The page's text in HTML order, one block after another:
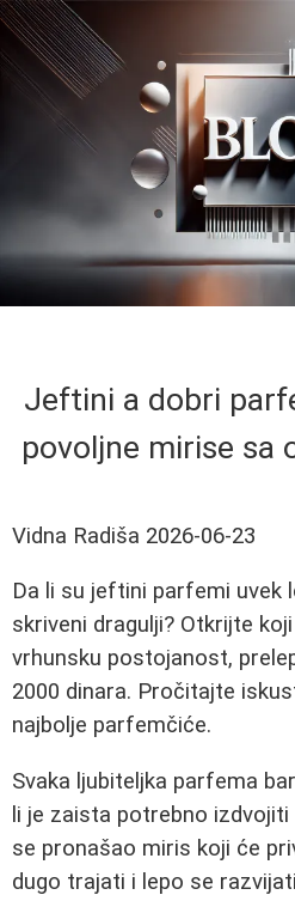
Jeftini a dobri
povoljne mirise sa
Vidna Radiša 2026-06-23
Da li su jeftini parfemi uvek
skriveni dragulji? Otkrijte
vrhunsku postojanost,
2000 dinara. Pročitajte
najbolje parfemčiće.
Svaka ljubiteljka parfema
li je zaista potrebno
se pronašao miris koji će
dugo trajati i lepo se